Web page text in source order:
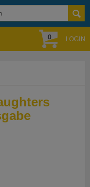
0 LOGIN